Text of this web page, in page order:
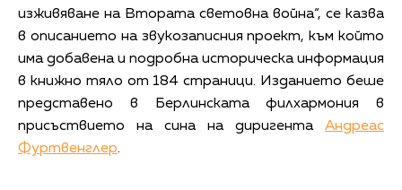
изживяване на Втората световна война“, се казва
в описанието на звукозаписния проект, към който
има добавена и подробна историческа информация
в книжно тяло от 184 страници. Изданието беше
представено в Берлинската филхармония в
присъствието на сина на диригента Андреас
Фуртвенглер.